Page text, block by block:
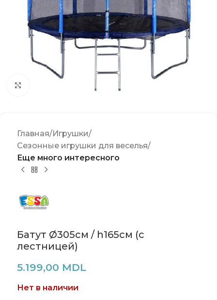
Главная Игрушки
Сезонные игрушки для веселья
Еще много интересного
Батут Ø305см / h165см (с
лестницей)
5.199,00 MDL
Нет в наличии